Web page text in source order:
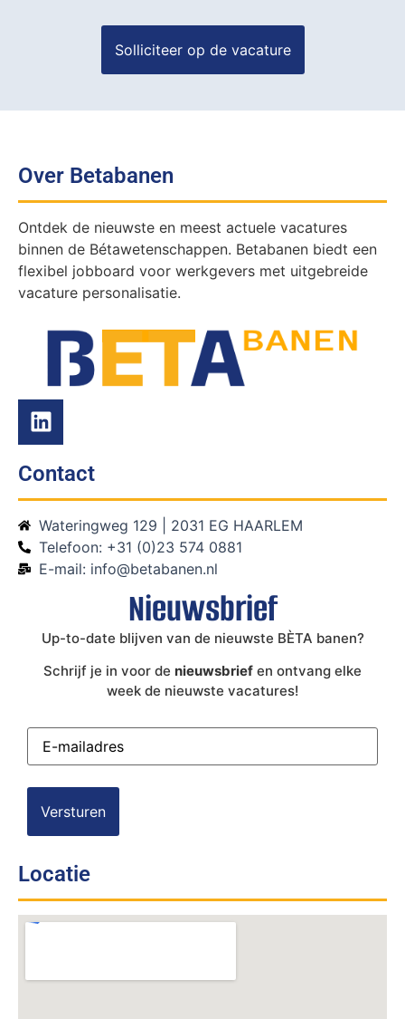
Over Betabanen
Ontdek de nieuwste en meest actuele vacatures
binnen de Bétawetenschappen. Betabanen biedt een
flexibel jobboard voor werkgevers met uitgebreide
vacature personalisatie.
Contact
Wateringweg 129 | 2031 EG HAARLEM
Telefoon: +31 (0)23 574 0881
E-mail: info@betabanen.nl
Nieuwsbrief
Up-to-date blijven van de nieuwste BÈTA banen?
Schrijf je in voor de nieuwsbrief en ontvang elke
week de nieuwste vacatures!
E-
mailadres(Vereist)
Locatie